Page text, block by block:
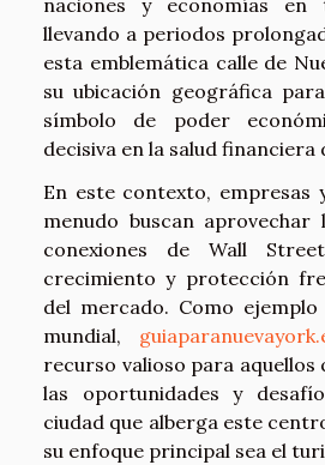
naciones y economías
llevando a periodos
esta emblemática calle de
su ubicación geográfica
símbolo de poder
decisiva en la salud financiera
En este contexto, empresas
menudo buscan aprovechar
conexiones de Wall
crecimiento y protección
del mercado. Como
mundial,
recurso valioso para aquellos
las oportunidades y
ciudad que alberga este
su enfoque principal sea el